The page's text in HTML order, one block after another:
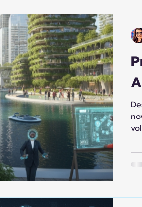
Economia Colaborativa e
Cidades Inteligentes Arquitetura e